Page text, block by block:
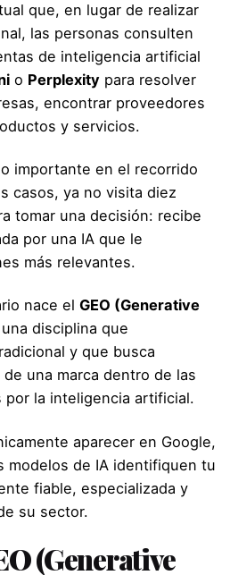
que, en lugar de realizar
las personas consulten
de inteligencia artificial
o Perplexity para resolver
encontrar proveedores
y servicios.
importante en el recorrido
casos, ya no visita diez
tomar una decisión: recibe
por una IA que le
más relevantes.
nace el GEO (Generative
disciplina que
y que busca
una marca dentro de las
por la inteligencia artificial.
aparecer en Google,
modelos de IA identifiquen tu
fiable, especializada y
su sector.
(Generative